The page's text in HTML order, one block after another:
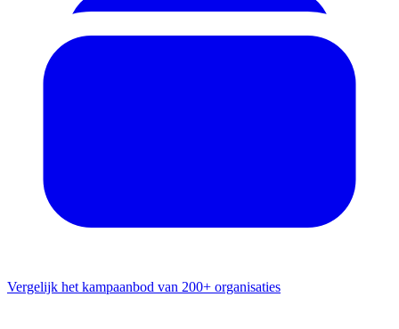
Vergelijk het kampaanbod van 200+ organisaties